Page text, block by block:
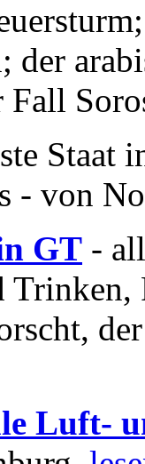
der
Fall
Staat
- von
GT -
Luft-